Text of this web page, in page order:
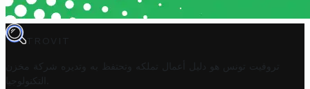
TROVIT
تروفيت تونس هو دليل أعمال تملكه وتحتفظ به وتديره
شركة مخزن
التكنولوجيا